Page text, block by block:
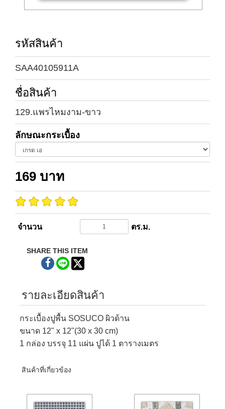
รหัสสินค้า
SAA40105911A
ชื่อสินค้า
129.แพรไหมงาม-ขาว
ลักษณะกระเบื้อง
169 บาท
จำนวน ตร.ม.
SHARE THIS ITEM
รายละเอียดสินค้า
กระเบื้องปูพื้น SOSUCO ผิวด้าน
ขนาด 12" x 12"(30 x 30 cm)
1 กล่อง บรรจุ 11 แผ่น ปูได้ 1 ตารางเมตร
สินค้าที่เกี่ยวข้อง